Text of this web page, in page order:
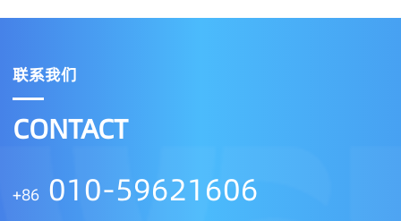
联系我们
CONTACT
+86 010-59621606